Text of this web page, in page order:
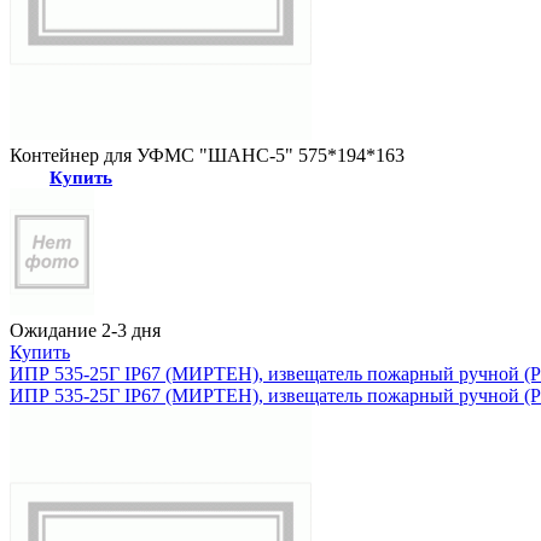
Контейнер для УФМС "ШАНС-5" 575*194*163
Купить
Ожидание 2-3 дня
Купить
ИПР 535-25Г IP67 (МИРТЕН), извещатель пожарный ручной
ИПР 535-25Г IP67 (МИРТЕН), извещатель пожарный ручной